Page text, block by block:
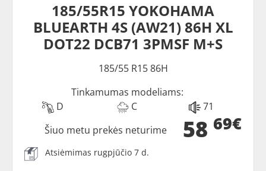
185/55R15 YOKOHAMA
BLUEARTH 4S (AW21) 86H XL
DOT22 DCB71 3PMSF M+S
185/55 R15 86H
Tinkamumas modeliams:
D
C 71
58 69€
Šiuo metu prekės neturime
Atsiėmimas rugpjūčio 7 d.